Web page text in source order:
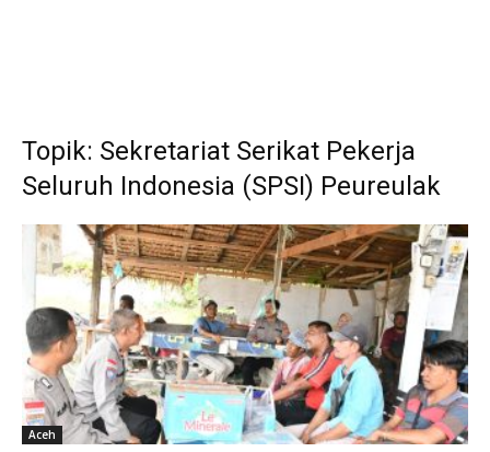
Topik: Sekretariat Serikat Pekerja
Seluruh Indonesia (SPSI) Peureulak
Aceh